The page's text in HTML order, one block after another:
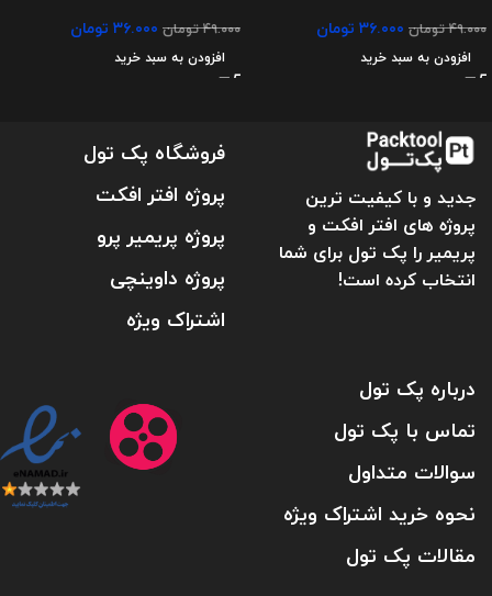
۴۹.۰۰۰تومان ۳۶.۰۰۰ تومان
افزودن به سبد خرید
۴۹.۰۰۰تومان ۳۶.۰۰۰ تومان
افزودن به سبد خرید
جدید و با کیفیت ترین
پروژه های افتر افکت و
پریمیر را پک تول برای شما
انتخاب کرده است!
فروشگاه پک تول
پروژه افتر افکت
پروژه پریمیر پرو
پروژه داوینچی
اشتراک ویژه
درباره پک تول
تماس با پک تول
سوالات متداول
نحوه خرید اشتراک ویژه
مقالات پک تول